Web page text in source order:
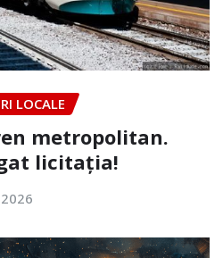
LOCALE
metropolitan.
licitația!